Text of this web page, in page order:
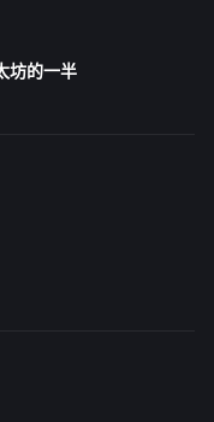
坊的一半